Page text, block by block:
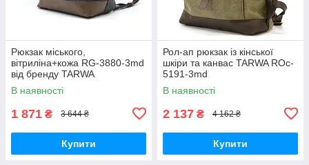
Рюкзак міського,
вітриліна+кожа RG-3880-3md
від бренду TARWA
В наявності
1 871 ₴ 3 644 ₴
Купити
Рол-ап рюкзак із кінської
шкіри та канвас TARWA ROc-
5191-3md
В наявності
2 137 ₴ 4 162 ₴
Купити